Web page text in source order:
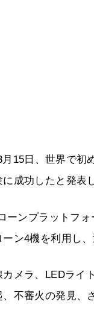
15日、世界で初
成功したと発表
ンプラットフ
ン4機を利用し、
メラ、LEDライ
不審火の発見、